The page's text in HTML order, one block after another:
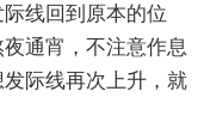
线回到原本的位
通宵，不注意作息
际线再次上升，就